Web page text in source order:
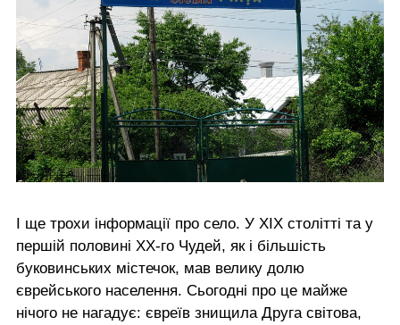
І ще трохи інформації про село. У ХІХ столітті та у
першій половині ХХ-го Чудей, як і більшість
буковинських містечок, мав велику долю
єврейського населення. Сьогодні про це майже
нічого не нагадує: євреїв знищила Друга світова,